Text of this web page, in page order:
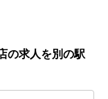
の求人を別の駅